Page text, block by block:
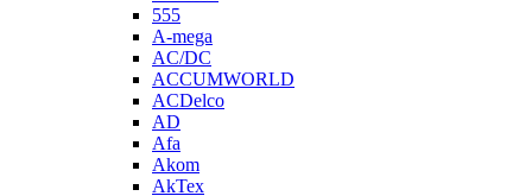
555
A-mega
AC/DC
ACCUMWORLD
ACDelco
AD
Afa
Akom
AkTex